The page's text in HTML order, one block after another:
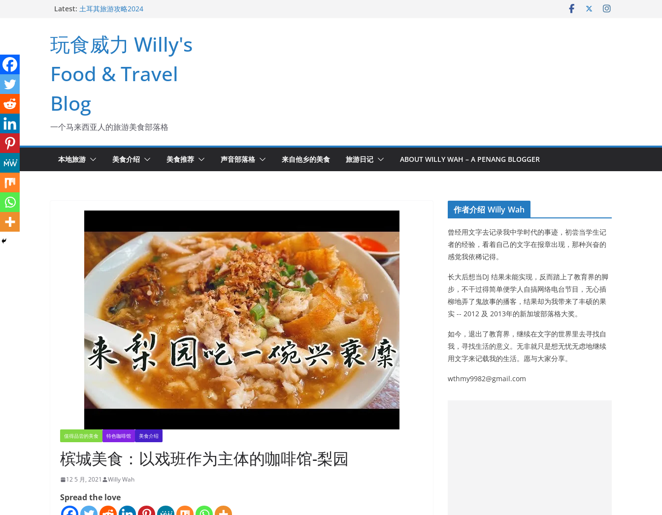
Latest: 土耳其旅游攻略2024
槟城美食：Raja Uda 亚狮爪哇面
去玻璃市吃海鲜和大包
玩食威力 Willy's
Food & Travel
Blog
一个马来西亚人的旅游美食部落格
本地旅游 美食介绍 美食推荐 声音部落格 来自他乡的美食 旅游日记 ABOUT WILLY WAH – A PENANG BLOGGER
值得品尝的美食 特色咖啡馆 美食介绍
槟城美食：以戏班作为主体的咖啡馆-梨园
12 5 月, 2021 Willy Wah
Spread the love
作者介绍 Willy Wah
曾经用文字去记录我中学时代的事迹，初尝当学生记
者的经验，看着自己的文字在报章出现，那种兴奋的
感觉我依稀记得。
长大后想当DJ 结果未能实现，反而踏上了教育界的脚
步，不干过得简单便学人自搞网络电台节目，无心插
柳地弄了鬼故事的播客，结果却为我带来了丰硕的果
实 -- 2012 及 2013年的新加坡部落格大奖。
如今，退出了教育界，继续在文字的世界里去寻找自
我，寻找生活的意义。无非就只是想无忧无虑地继续
用文字来记载我的生活。愿与大家分享。
wthmy9982@gmail.com